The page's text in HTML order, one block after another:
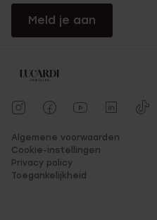
Meld je aan
Algemene voorwaarden
Cookie-instellingen
Privacy policy
Toegankelijkheid